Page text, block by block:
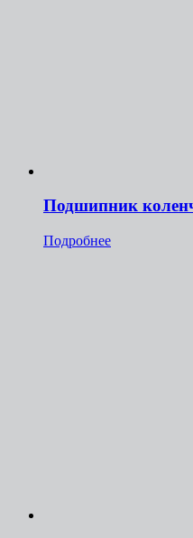
Подшипник
Подробнее